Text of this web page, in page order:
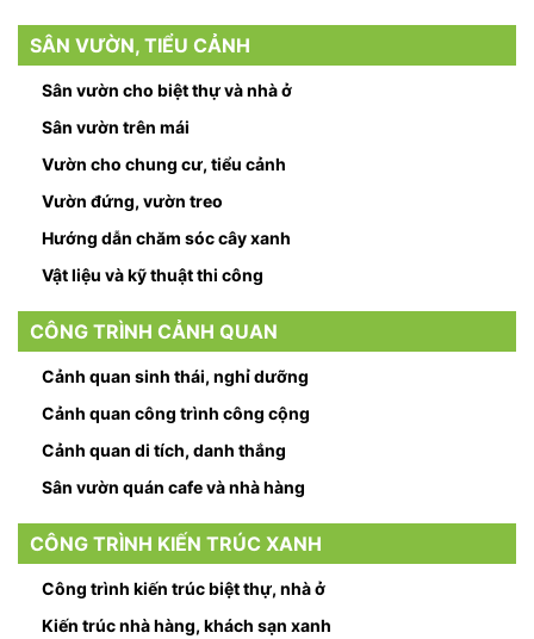
SÂN VƯỜN, TIỂU CẢNH
Sân vườn cho biệt thự và nhà ở
Sân vườn trên mái
Vườn cho chung cư, tiểu cảnh
Vườn đứng, vườn treo
Hướng dẫn chăm sóc cây xanh
Vật liệu và kỹ thuật thi công
CÔNG TRÌNH CẢNH QUAN
Cảnh quan sinh thái, nghỉ dưỡng
Cảnh quan công trình công cộng
Cảnh quan di tích, danh thắng
Sân vườn quán cafe và nhà hàng
CÔNG TRÌNH KIẾN TRÚC XANH
Công trình kiến trúc biệt thự, nhà ở
Kiến trúc nhà hàng, khách sạn xanh